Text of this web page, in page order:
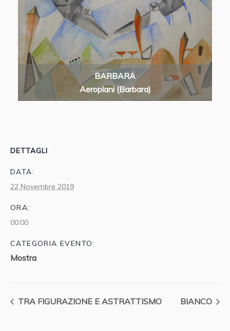
BARBARA
Aeroplani (Barbara)
DETTAGLI
DATA:
22 Novembre 2019
ORA:
00:00
CATEGORIA EVENTO:
Mostra
TRA FIGURAZIONE E ASTRATTISMO BIANCO